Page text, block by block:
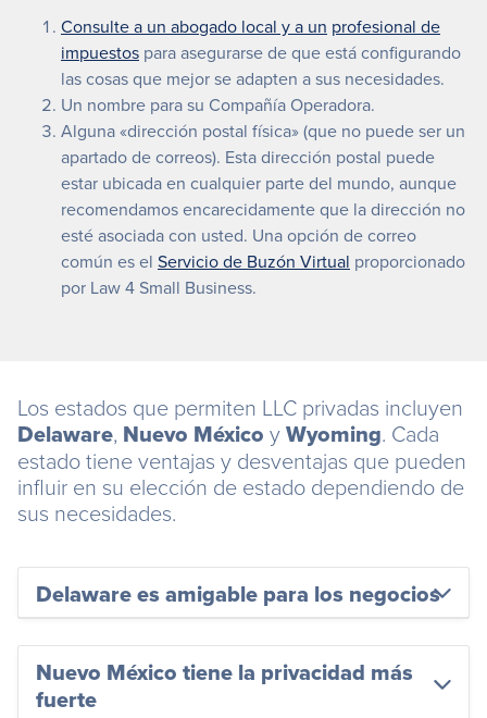
Consulte a un abogado local y a un profesional de
impuestos para asegurarse de que está configurando
las cosas que mejor se adapten a sus necesidades.
Un nombre para su Compañía Operadora.
Alguna «dirección postal física» (que no puede ser un
apartado de correos). Esta dirección postal puede
estar ubicada en cualquier parte del mundo, aunque
recomendamos encarecidamente que la dirección no
esté asociada con usted. Una opción de correo
común es el Servicio de Buzón Virtual proporcionado
por Law 4 Small Business.
Los estados que permiten LLC privadas incluyen
Delaware, Nuevo México yWyoming. Cada
estado tiene ventajas y desventajas que pueden
influir en su elección de estado dependiendo de
sus necesidades.
Delaware es amigable para los negocios
Nuevo México tiene la privacidad más
fuerte